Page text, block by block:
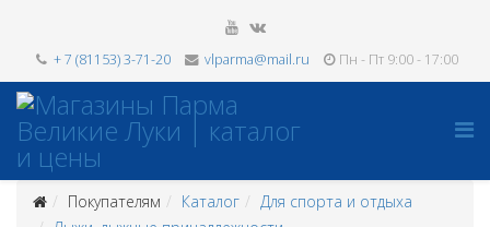
+ 7 (81153) 3-71-20 vlparma@mail.ru Пн - Пт 9:00 - 17:00
Покупателям Каталог
Для спорта и отдыха